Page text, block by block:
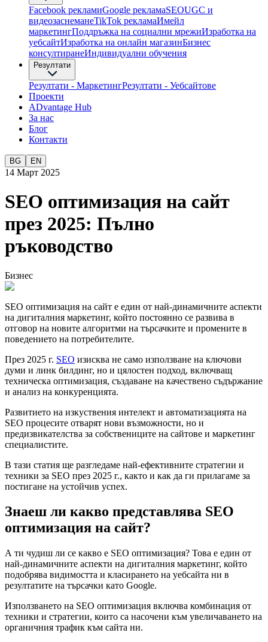
Facebook рекламиGoogle рекламаSEOUGC и
видеозаснеманеTikTok рекламaИмейл
маркетингПоддръжка на социални мрежиИзработка на
уебсайтИзработка на онлайн магазинБизнес
консултиране​Индивидуални обучения
Резултати
Резултати - МаркетингРезултати - Уебсайтове
Проекти
ADvantage Hub
За нас
Блог
Контакти
BG EN
14 Март 2025
SEO оптимизация на сайт
през 2025: Пълно
ръководство
Бизнес
SEO оптимизация на сайт е един от най-динамичните аспекти
на дигиталния маркетинг, който постоянно се развива в
отговор на новите алгоритми на търсачките и промените в
поведението на потребителите.
През 2025 г. SEO изисква не само използване на ключови
думи и линк билдинг, но и цялостен подход, включващ
техническа оптимизация, създаване на качествено съдържание
и анализ на конкуренцията.
Развитието на изкуствения интелект и автоматизацията на
SEO процесите отварят нови възможности, но и
предизвикателства за собствениците на сайтове и маркетинг
специалистите.
В тази статия ще разгледаме най-ефективните стратегии и
техники за SEO през 2025 г., както и как да ги прилагаме за
постигане на устойчив успех.
Знаеш ли какво представлява SEO
оптимизация на сайт?
А ти чудиш ли се какво е SEO оптимизация? Това е един от
най-динамичните аспекти на дигиталния маркетинг, който
подобрява видимостта и класирането на уебсайта ни в
резултатите на търсачки като Google.
Използването на SEO оптимизация включва комбинация от
техники и стратегии, които са насочени към увеличаването на
органичния трафик към сайта ни.